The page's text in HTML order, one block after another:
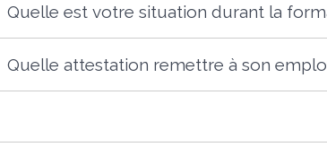
Quelle est votre situation durant la
Quelle attestation remettre à son